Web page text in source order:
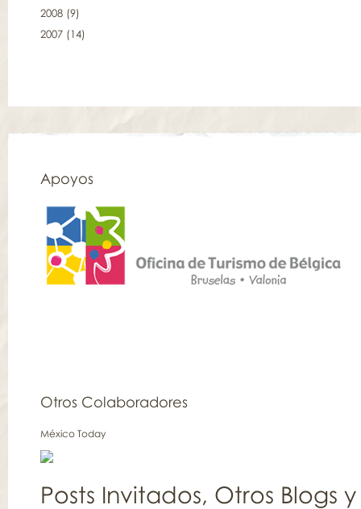
2008 (9)
2007 (14)
Apoyos
Otros Colaboradores
México Today
Posts Invitados, Otros Blogs